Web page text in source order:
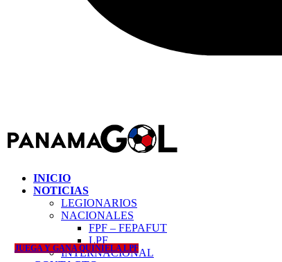
INICIO
NOTICIAS
LEGIONARIOS
NACIONALES
FPF – FEPAFUT
LPF
INTERNACIONAL
JUEGA Y GANA QUINIELA LPF